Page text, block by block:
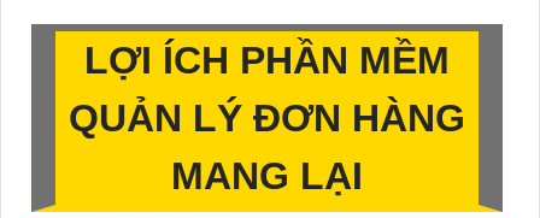
LỢI ÍCH PHẦN MỀM
QUẢN LÝ ĐƠN HÀNG
MANG LẠI